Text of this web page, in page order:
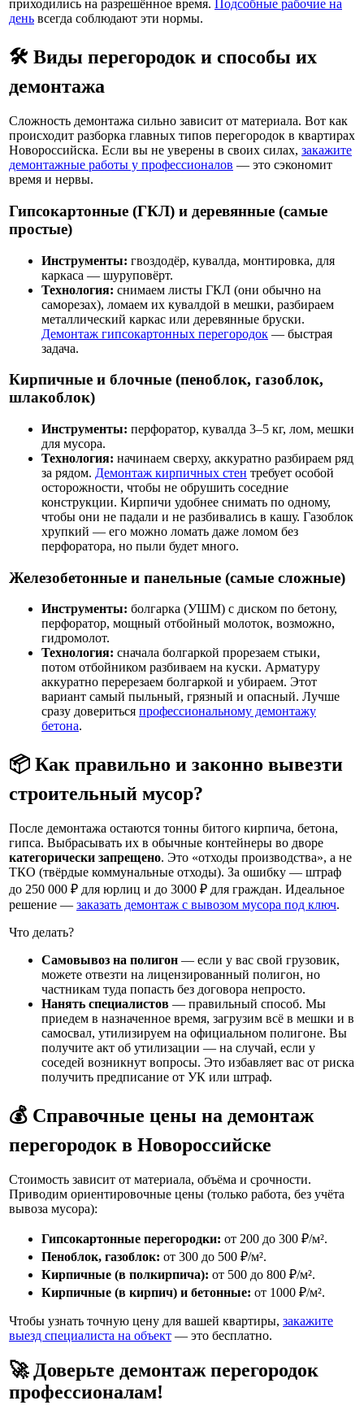
приходились на разрешённое время.
Подсобные рабочие на
день всегда соблюдают эти нормы.
🛠️ Виды перегородок и способы их
демонтажа
Сложность демонтажа сильно зависит от материала. Вот как
происходит разборка главных типов перегородок в квартирах
Новороссийска. Если вы не уверены в своих силах, закажите
демонтажные работы у профессионалов — это сэкономит
время и нервы.
Гипсокартонные (ГКЛ) и деревянные (самые
простые)
Инструменты: гвоздодёр, кувалда, монтировка, для
каркаса — шуруповёрт.
Технология: снимаем листы ГКЛ (они обычно на
саморезах), ломаем их кувалдой в мешки, разбираем
металлический каркас или деревянные бруски.
Демонтаж гипсокартонных перегородок — быстрая
задача.
Кирпичные и блочные (пеноблок, газоблок,
шлакоблок)
Инструменты: перфоратор, кувалда 3–5 кг, лом, мешки
для мусора.
Технология: начинаем сверху, аккуратно разбираем ряд
за рядом. Демонтаж кирпичных стен требует особой
осторожности, чтобы не обрушить соседние
конструкции. Кирпичи удобнее снимать по одному,
чтобы они не падали и не разбивались в кашу. Газоблок
хрупкий — его можно ломать даже ломом без
перфоратора, но пыли будет много.
Железобетонные и панельные (самые сложные)
Инструменты: болгарка (УШМ) с диском по бетону,
перфоратор, мощный отбойный молоток, возможно,
гидромолот.
Технология: сначала болгаркой прорезаем стыки,
потом отбойником разбиваем на куски. Арматуру
аккуратно перерезаем болгаркой и убираем. Этот
вариант самый пыльный, грязный и опасный. Лучше
сразу довериться профессиональному демонтажу
бетона.
📦 Как правильно и законно вывезти
строительный мусор?
После демонтажа остаются тонны битого кирпича, бетона,
гипса. Выбрасывать их в обычные контейнеры во дворе
категорически запрещено. Это «отходы производства», а не
ТКО (твёрдые коммунальные отходы). За ошибку — штраф
до 250 000 ₽ для юрлиц и до 3000 ₽ для граждан. Идеальное
решение — заказать демонтаж с вывозом мусора под ключ.
Что делать?
Самовывоз на полигон — если у вас свой грузовик,
можете отвезти на лицензированный полигон, но
частникам туда попасть без договора непросто.
Нанять специалистов — правильный способ. Мы
приедем в назначенное время, загрузим всё в мешки и в
самосвал, утилизируем на официальном полигоне. Вы
получите акт об утилизации — на случай, если у
соседей возникнут вопросы. Это избавляет вас от риска
получить предписание от УК или штраф.
💰 Справочные цены на демонтаж
перегородок в Новороссийске
Стоимость зависит от материала, объёма и срочности.
Приводим ориентировочные цены (только работа, без учёта
вывоза мусора):
Гипсокартонные перегородки: от 200 до 300 ₽/м².
Пеноблок, газоблок: от 300 до 500 ₽/м².
Кирпичные (в полкирпича): от 500 до 800 ₽/м².
Кирпичные (в кирпич) и бетонные: от 1000 ₽/м².
Чтобы узнать точную цену для вашей квартиры, закажите
выезд специалиста на объект — это бесплатно.
🚀 Доверьте демонтаж перегородок
профессионалам!